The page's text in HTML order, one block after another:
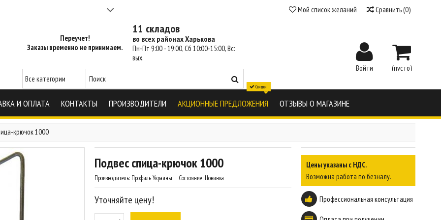
3 часа - SM Харьков Сравнить(0)
Мой список желаний
Переучет!
Заказы временно не принимаем.
11 складов
во всех районах Харькова
Пн-Пт 9:00 - 19:00, Сб 10:00-15:00, Вс:
вых.
(пусто)
Войти
И ОПЛАТА КОНТАКТЫ ПРОИЗВОДИТЕЛИ АКЦИОННЫЕ ПРЕДЛОЖЕНИЯ
Скидки!
ОТЗЫВЫ О МАГАЗИНЕ
крючок 1000
Подвес спица-крючок 1000
Производитель: Профиль Украины Состояние: Новинка
Уточняйте цену!
Цены указаны с НДС.
Возможна работа по безналу.
Профессиональная консультация